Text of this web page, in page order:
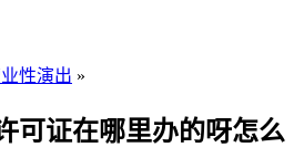
性演出 »
可证在哪里办的呀怎么